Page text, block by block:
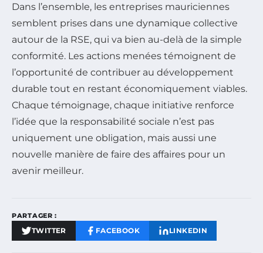
Dans l’ensemble, les entreprises mauriciennes
semblent prises dans une dynamique collective
autour de la RSE, qui va bien au-delà de la simple
conformité. Les actions menées témoignent de
l’opportunité de contribuer au développement
durable tout en restant économiquement viables.
Chaque témoignage, chaque initiative renforce
l’idée que la responsabilité sociale n’est pas
uniquement une obligation, mais aussi une
nouvelle manière de faire des affaires pour un
avenir meilleur.
PARTAGER :
TWITTER FACEBOOK LINKEDIN